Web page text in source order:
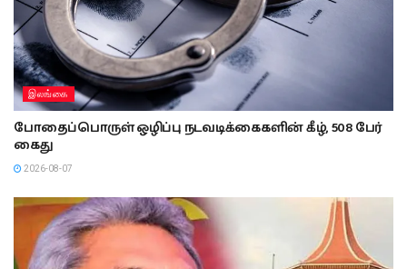
இலங்கை
போதைப்பொருள் ஒழிப்பு நடவடிக்கைகளின் கீழ், 508 பேர்
கைது
2026-08-07